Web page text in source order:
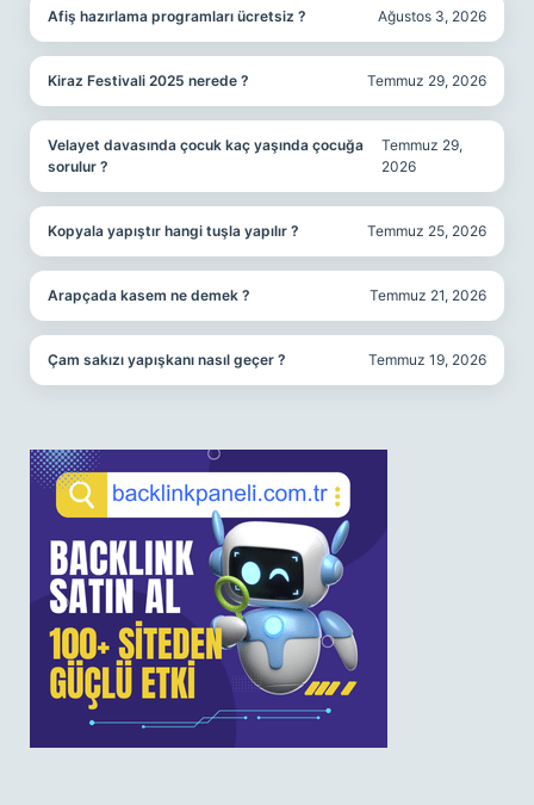
Afiş hazırlama programları ücretsiz ? Ağustos 3, 2026
Kiraz Festivali 2025 nerede ? Temmuz 29, 2026
Velayet davasında çocuk kaç yaşında çocuğa
sorulur ?
Temmuz 29,
2026
Kopyala yapıştır hangi tuşla yapılır ? Temmuz 25, 2026
Arapçada kasem ne demek ? Temmuz 21, 2026
Çam sakızı yapışkanı nasıl geçer ? Temmuz 19, 2026